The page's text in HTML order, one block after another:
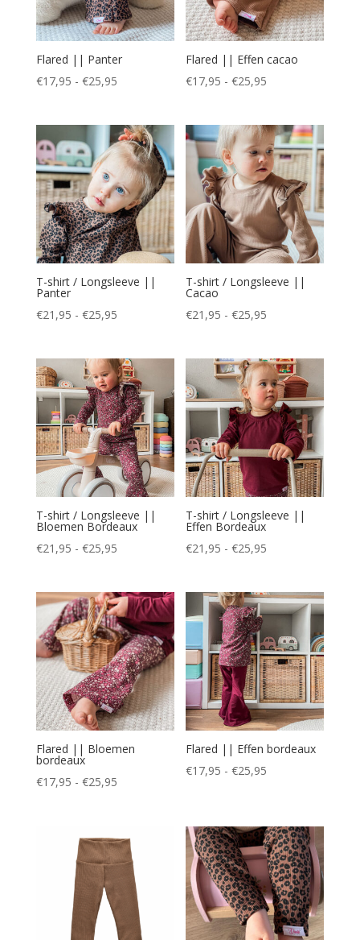
Flared || Panter
€17,95 - €25,95Prijsklasse:
tot
€25,95
Flared || Effen cacao
€17,95 - €25,95
tot
€25,95
T-shirt / Longsleeve ||
Panter
€21,95 - €25,95Prijsklasse:
tot
€25,95
T-shirt / Longsleeve ||
Cacao
€21,95 - €25,95
tot
€25,95
T-shirt / Longsleeve ||
Bloemen Bordeaux
€21,95 - €25,95Prijsklasse:
tot
€25,95
T-shirt / Longsleeve ||
Effen Bordeaux
€21,95 - €25,95
tot
€25,95
Flared || Bloemen
bordeaux
€17,95 - €25,95Prijsklasse:
€25,95
Flared || Effen bordeaux
€17,95 - €25,95
€25,95